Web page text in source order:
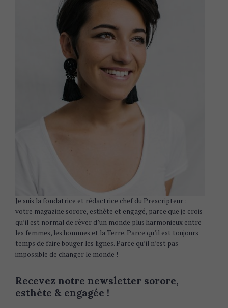
Je suis la fondatrice et rédactrice chef du Prescripteur :
votre magazine sorore, esthète et engagé, parce que je crois
qu’il est normal de rêver d’un monde plus harmonieux entre
les femmes, les hommes et la Terre. Parce qu’il est toujours
temps de faire bouger les lignes. Parce qu’il n’est pas
impossible de changer le monde !
Recevez notre newsletter sorore,
esthète & engagée !